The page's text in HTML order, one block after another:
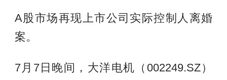
A股市场再现上市公司实际控制人离婚
案。
7月7日晚间，大洋电机（002249.SZ）